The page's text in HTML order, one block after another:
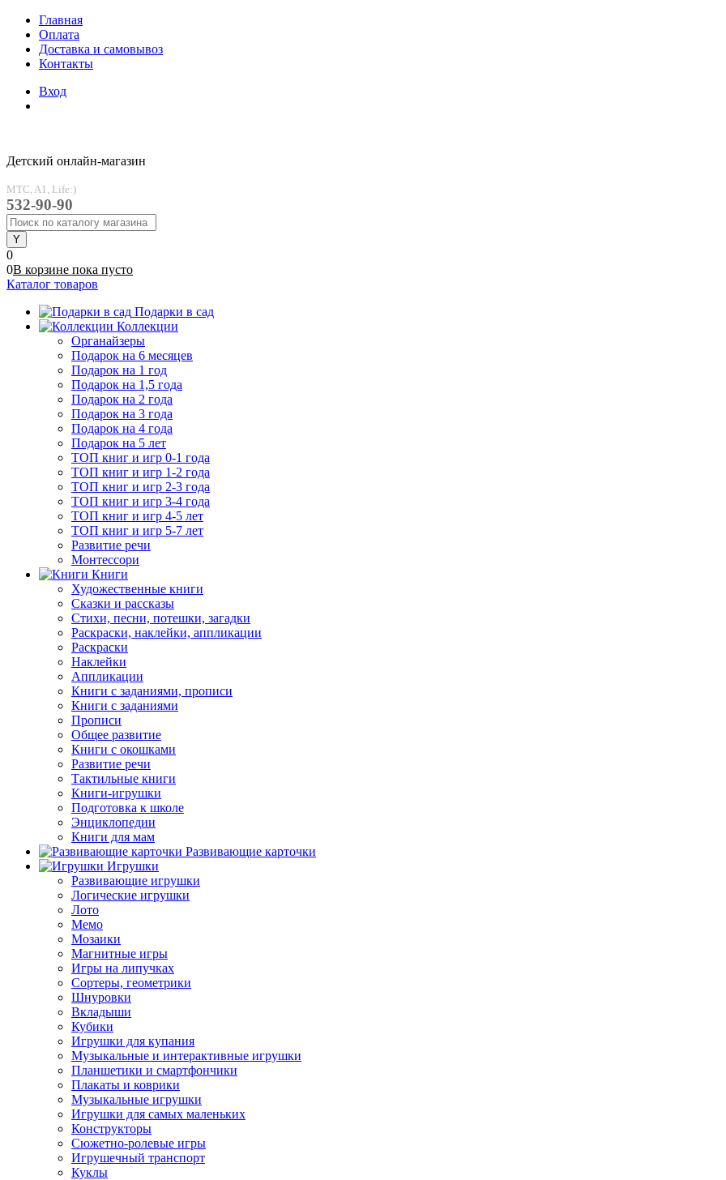
Главная
Оплата
Доставка и самовывоз
Контакты
Вход
Детский онлайн-магазин
MTC, A1, Life:)
532-90-90
0
0В корзине пока пусто
Каталог товаров
Подарки в сад
Коллекции
Органайзеры
Подарок на 6 месяцев
Подарок на 1 год
Подарок на 1,5 года
Подарок на 2 года
Подарок на 3 года
Подарок на 4 года
Подарок на 5 лет
ТОП книг и игр 0-1 года
ТОП книг и игр 1-2 года
ТОП книг и игр 2-3 года
ТОП книг и игр 3-4 года
ТОП книг и игр 4-5 лет
ТОП книг и игр 5-7 лет
Развитие речи
Монтессори
Книги
Художественные книги
Сказки и рассказы
Стихи, песни, потешки, загадки
Раскраски, наклейки, аппликации
Раскраски
Наклейки
Аппликации
Книги с заданиями, прописи
Книги с заданиями
Прописи
Общее развитие
Книги с окошками
Развитие речи
Тактильные книги
Книги-игрушки
Подготовка к школе
Энциклопедии
Книги для мам
Развивающие карточки
Игрушки
Развивающие игрушки
Логические игрушки
Лото
Мемо
Мозаики
Магнитные игры
Игры на липучках
Сортеры, геометрики
Шнуровки
Вкладыши
Кубики
Игрушки для купания
Музыкальные и интерактивные игрушки
Планшетики и смартфончики
Плакаты и коврики
Музыкальные игрушки
Игрушки для самых маленьких
Конструкторы
Сюжетно-ролевые игры
Игрушечный транспорт
Куклы